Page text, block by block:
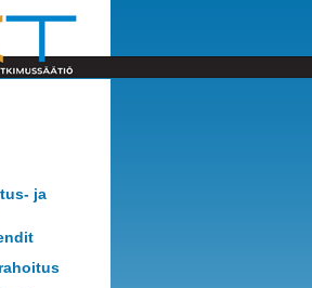
ja